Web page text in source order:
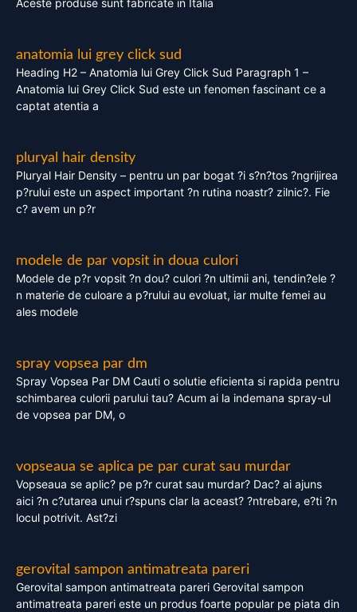
Aceste produse sunt fabricate in Italia
anatomia lui grey click sud
Heading H2 – Anatomia lui Grey Click Sud Paragraph 1 –
Anatomia lui Grey Click Sud este un fenomen fascinant ce a
captat atentia a
pluryal hair density
Pluryal Hair Density – pentru un par bogat ?i s?n?tos ?ngrijirea
p?rului este un aspect important ?n rutina noastr? zilnic?. Fie
c? avem un p?r
modele de par vopsit in doua culori
Modele de p?r vopsit ?n dou? culori ?n ultimii ani, tendin?ele ?
n materie de culoare a p?rului au evoluat, iar multe femei au
ales modele
spray vopsea par dm
Spray Vopsea Par DM Cauti o solutie eficienta si rapida pentru
schimbarea culorii parului tau? Acum ai la indemana spray-ul
de vopsea par DM, o
vopseaua se aplica pe par curat sau murdar
Vopseaua se aplic? pe p?r curat sau murdar? Dac? ai ajuns
aici ?n c?utarea unui r?spuns clar la aceast? ?ntrebare, e?ti ?n
locul potrivit. Ast?zi
gerovital sampon antimatreata pareri
Gerovital sampon antimatreata pareri Gerovital sampon
antimatreata pareri este un produs foarte popular pe piata din